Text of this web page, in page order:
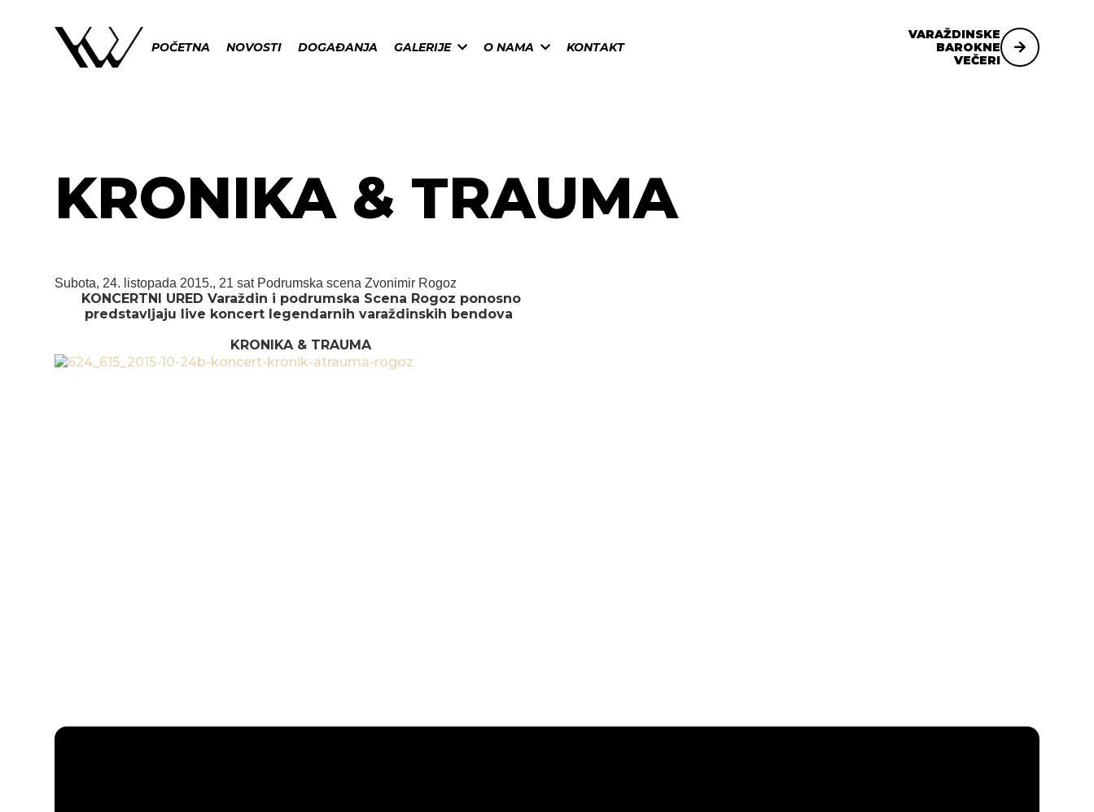
POČETNA NOVOSTI DOGAĐANJA GALERIJE O NAMA KONTAKT
VARAŽDINSKE
BAROKNE
VEČERI
KRONIKA & TRAUMA
Subota, 24. listopada 2015., 21 sat Podrumska scena Zvonimir Rogoz
KONCERTNI URED Varaždin i podrumska Scena Rogoz ponosno
predstavljaju live koncert legendarnih varaždinskih bendova
KRONIKA & TRAUMA